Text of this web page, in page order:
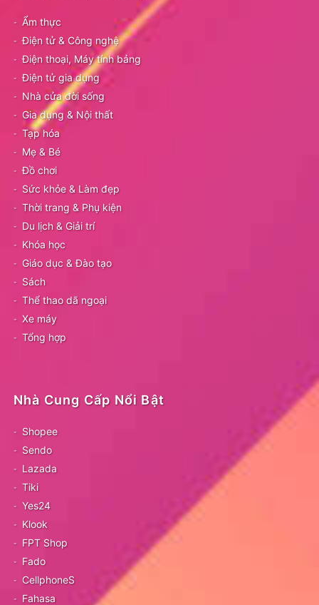
Ẩm thực
Điện tử & Công nghệ
Điện thoại, Máy tính bảng
Điện tử gia dụng
Nhà cửa đời sống
Gia dụng & Nội thất
Tạp hóa
Mẹ & Bé
Đồ chơi
Sức khỏe & Làm đẹp
Thời trang & Phụ kiện
Du lịch & Giải trí
Khóa học
Giáo dục & Đào tạo
Sách
Thể thao dã ngoại
Xe máy
Tổng hợp
Nhà Cung Cấp Nổi Bật
Shopee
Sendo
Lazada
Tiki
Yes24
Klook
FPT Shop
Fado
CellphoneS
Fahasa